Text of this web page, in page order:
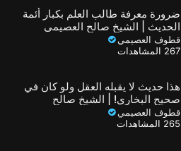
ضرورة معرفة طالب العلم بكبار أئمة
الحديث | الشيخ صالح العصيمي
قطوف العصيمي
267 المشاهدات
هذا حديث لا يقبله العقل ولو كان في
صحيح البخاري! | الشيخ صالح
العصيمي
قطوف العصيمي
265 المشاهدات